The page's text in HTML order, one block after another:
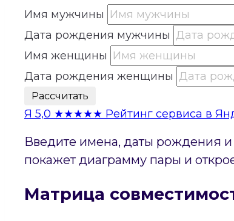
Имя мужчины
Дата рождения мужчины
Имя женщины
Дата рождения женщины
Рассчитать
Я 5,0 ★★★★★ Рейтинг сервиса в
Введите имена, даты рождения и
покажет диаграмму пары и
Матрица